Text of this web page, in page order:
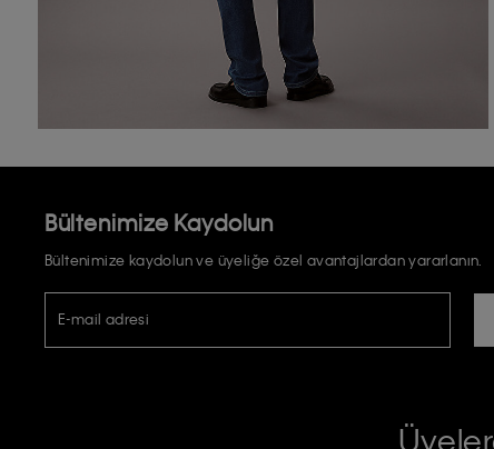
Bültenimize Kaydolun
Bültenimize kaydolun ve üyeliğe özel avantajlardan yararlanın.
E-mail adresi